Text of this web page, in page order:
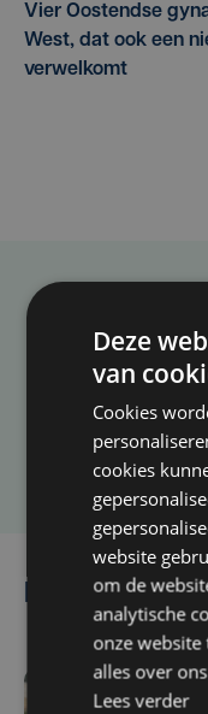
Vier Oostendse
West, dat ook een
verwelkomt
Heb je een
Laat
Lees ook
Deze
van
Cookies
cookies
website
om de
analytische
onze
alles over ons
Lees verder